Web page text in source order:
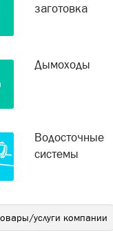
заготовка
Дымоходы
Водосточные
системы
услуги компании